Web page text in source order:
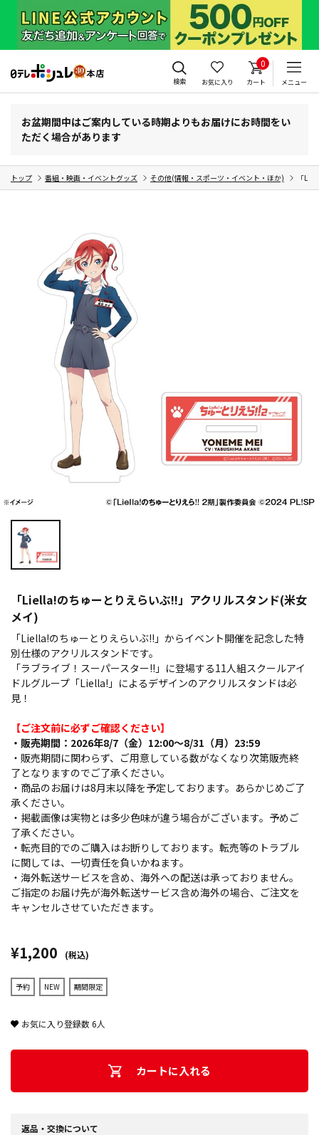
検索 お気に入り
0
カート メニュー
お盆期間中はご案内している時期よりもお届けにお時間をい
ただく場合があります
トップ 番組・映画・イベントグッズ その他(情報・スポーツ・イベント・ほか) 「
「Liella!のちゅーとりえらいぶ!!」アクリルスタンド(米女
メイ)
「Liella!のちゅーとりえらいぶ!!」からイベント開催を記念した特
別仕様のアクリルスタンドです。
「ラブライブ！スーパースター!!」に登場する11人組スクールアイ
ドルグループ「Liella!」によるデザインのアクリルスタンドは必
見！
【ご注文前に必ずご確認ください】
・販売期間：2026年8/7（金）12:00～8/31（月）23:59
・販売期間に関わらず、ご用意している数がなくなり次第販売終
了となりますのでご了承ください。
・商品のお届けは8月末以降を予定しております。あらかじめご了
承ください。
・掲載画像は実物とは多少色味が違う場合がございます。予めご
了承ください。
・転売目的でのご購入はお断りしております。転売等のトラブル
に関しては、一切責任を負いかねます。
・海外転送サービスを含め、海外への配送は承っておりません。
ご指定のお届け先が海外転送サービス含め海外の場合、ご注文を
キャンセルさせていただきます。
¥1,200 (税込)
予約 NEW 期間限定
お気に入り登録数6人
カートに入れる
返品・交換について